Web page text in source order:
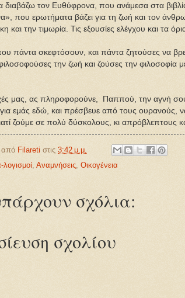
διαβάζω τον Ευθύφρονα, που ανάμεσα στα
που ερωτήματα βάζει για τη ζωή και τον
και την τιμωρία. Τις εξουσίες ελέγχου και τα
πάντα σκεφτόσουν, και πάντα ζητούσες να
φιλοσοφούσες την ζωή και ζούσες την
μας, ας πληροφορούνε, Παππού, την αγνή
εμάς εδώ, και πρέσβευε από τους ουρανούς,
ζούμε σε πολύ δύσκολους, κι απρόβλεπτους
από Filareti στις 3:42 μ.μ.
, Αναμνήσεις, Oικογένεια
σχόλια:
σχολίου